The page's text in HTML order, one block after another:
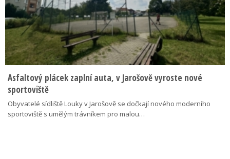
Asfaltový plácek zaplní auta, v Jarošově vyroste nové
sportoviště
Obyvatelé sídliště Louky v Jarošově se dočkají nového moderního
sportoviště s umělým trávníkem pro malou…